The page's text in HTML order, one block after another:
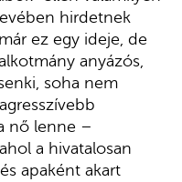
hirdetnek
ez egy ideje, de
anyázós,
soha nem
nő lenne –
a hivatalosan
apaként akart